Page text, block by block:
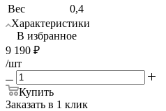
Вес
0,4
Характеристики
В избранное
9 190 ₽
/шт
Купить
Заказать в 1 клик